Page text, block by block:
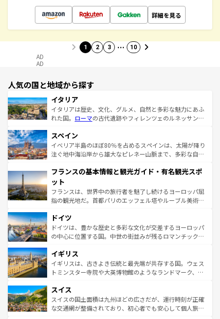
詳細を見る
1 2 3 … 10
AD
AD
人気の国と地域から探す
イタリア
イタリアは歴史、文化、グルメ、自然と多彩な魅力にあふ
れた国。 ローマの古代遺跡やフィレンツェのルネッサンス
ろん、トスカーナの美しい田園風景やアマルフィ海岸の絶
景など、自然景観も見逃せない。観光の合間には、本場の
ピザやパスタなど、絶品のイタリア料理を堪能することも
ませてくれるイタリアで、忘れられない旅をしてみよう！
なお、新着のイタリア情報は
しい。
スペイン
イベリア半島のほぼ80％を占めるスペインは、太陽が降り
注ぐ地中海沿岸から雄大なピレネー山脈まで、多彩な自然
文化が根付くこの国では、情熱的なフラメンコ、熱気あふ
れる闘牛、そして美味しいタパスが生活の一部となってい
る。首都マドリードの洗練された雰囲気や、バルセロナの
アートに溢れた街角から、地方では古代ローマ遺跡や中世
せる。地方によって風土や気候が異なるスペインはその個
性で訪れる人を魅了する。 なお、新着のスペイン情報は コ
ンテンツ一覧を参照してほしい。
フランスの基本情報と観光ガイド・有名観光スポ
ット
フランスは、世界中の旅行者を魅了し続けるヨーロッパ屈
指の観光地だ。首都パリのエッフェル塔やルーブル美術館
で、幅広い魅力が詰まっている。華麗な宮殿、歴史的な大
聖堂、美しいビーチ、そして豊かな自然が、訪れる者を心
から魅了する。また、フランスは美食の国としても知ら
いる。シャンパンの発祥地であるランス、プロヴァンスの
香り高いラベンダー畑など、多彩な楽しみ方が可能だ。さ
らに、パリ以外の地域にも魅力が溢れており、どの街角に
れる地方に足を運ぶとそれぞれで全く異なる文化を体験で
きるだろう。 なお、新着のフランス情報はコンテンツ一覧
を参照してほしい。
ドイツ
ドイツは、豊かな歴史と多彩な文化が交差するヨーロッパ
の中心に位置する国。中世の街並みが残るロマンチック街
顔を持つこの国は、どこを歩いても飽きることがない。ベ
ルリンの文化的活気、バイエルン州のアルプスの絶景、そ
してライン川沿いのワイン畑といった風景は必見。ビール
は、お酒好きな人にはぜひ体験してほしい。 なお、新着の
ドイツ情報はコンテンツ一覧を参照してほしい。
イギリス
イギリスは、古きよき伝統と最先端が共存する国。ウェス
トミンスター寺院や大英博物館のようなランドマーク、歴
リアごとに異なる魅力がある。また、優雅なアフタヌーン
ティー、ビール好きにはたまらない英国パブ、サッカー観
戦など、本場だからこそできる体験も豊富。イギリスを旅
スイス
スイスの国土面積は九州ほどの広さだが、運行時刻が正確
な交通網が整備されており、初心者でも安心して個人旅行